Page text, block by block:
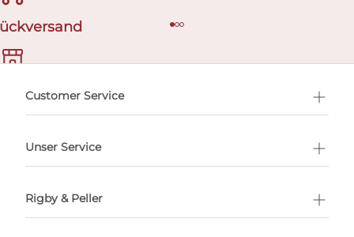
buchen
Customer Service
Unser Service
Rigby & Peller